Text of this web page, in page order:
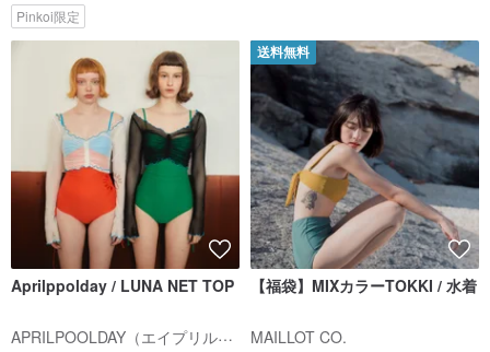
Pinkoi限定
Aprilppolday / LUNA NET TOP
APRILPOOLDAY（エイプリルプールデイ）
送料無料
【福袋】MIXカラーTOKKI / 水着
MAILLOT CO.